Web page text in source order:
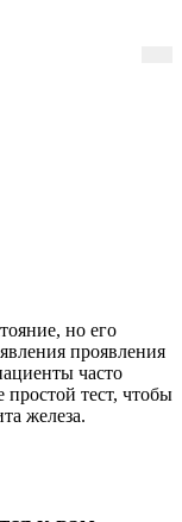
Хроническая
недостаточность
но его
проявления
часто
тест, чтобы
железа.